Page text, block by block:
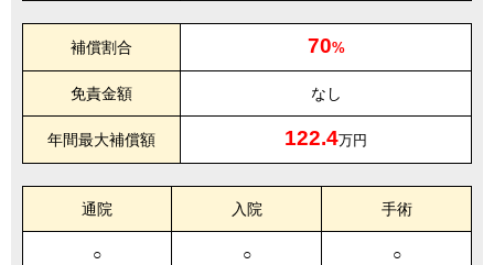
補償割合 70%
免責金額 なし
年間最大補償額 122.4万円
通院 入院 手術
○ ○ ○